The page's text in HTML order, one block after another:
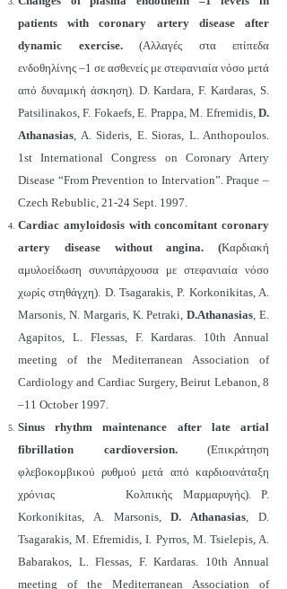
patients with coronary artery disease after
dynamic exercise.(Αλλαγές στα επίπεδα
ενδοθηλίνης –1 σε ασθενείς με στεφανιαία νόσο μετά
από δυναμική άσκηση). D. Kardara, F. Kardaras, S.
Patsilinakos, F. Fokaefs, E. Prappa, M. Efremidis, D.
Athanasias, A. Sideris, E. Sioras, L. Anthopoulos.
1st International Congress on Coronary Artery
Disease “From Prevention to Intervation”. Praque –
Czech Rebublic, 21-24 Sept. 1997.
Cardiac amyloidosis with concomitant coronary
artery disease without angina. (Καρδιακή
αμυλοείδωση συνυπάρχουσα με στεφανιαία νόσο
χωρίς στηθάγχη). D. Tsagarakis, P. Korkonikitas, A.
Marsonis, N. Margaris, K. Petraki,D.Athanasias, E.
Agapitos, L. Flessas, F. Kardaras. 10th Annual
meeting of the Mediterranean Association of
Cardiology and Cardiac Surgery, Beirut Lebanon, 8
–11 October 1997.
Sinus rhythm maintenance after late artial
fibrillation cardioversion. (Επικράτηση
φλεβοκομβικού ρυθμού μετά από καρδιοανάταξη
χρόνιας Κολπικής Μαρμαρυγής). P.
Korkonikitas, A. Marsonis,D. Athanasias, D.
Tsagarakis, M. Efremidis, I. Pyrros, M. Tsielepis, A.
Babarakos, L. Flessas, F. Kardaras. 10th Annual
meeting of the Mediterranean Association of